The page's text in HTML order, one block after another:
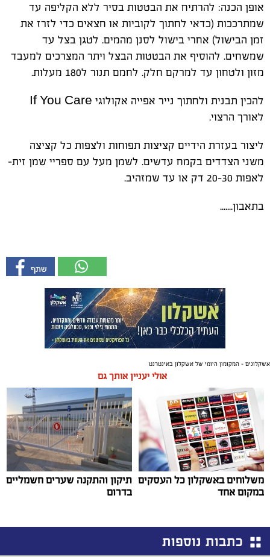
אופן הכנה: להרתיח את הבטטות בסיר ללא הקליפה עד
שמתרככות (כדאי לחתוך לקוביות או חצאים כדי לזרז את
זמן הבישול) אחרי בישול לסנן מהמים. לטגן בצל עד
שמשחים. להוסיף את הבטטות הבצל ויתר המצרכים למעבד
מזון ולטחון עד למרקם חלק. לחמם תנור ל180 מעלות.
להכין תבנית ולחתוך נייר אפייה אקולוגי If You Care
לאורך הרצוי.
ליצור בעזרת הידיים קציצות תפוחות ולצפות כל קציצה
משני הצדדים בקמח עדשים. לשמן מעל עם ספריי שמן זית-
לאפות 20-30 דק או עד שמזהיב.
בתאבון.......
אשקלונים - המקומון היומי של אשקלון באינטרנט
אולי יעניין אותך גם
משלוחים באשקלון כל העסקים
במקום אחד
תיקון והתקנה שערים חשמליים
בדרום
כתבות נוספות